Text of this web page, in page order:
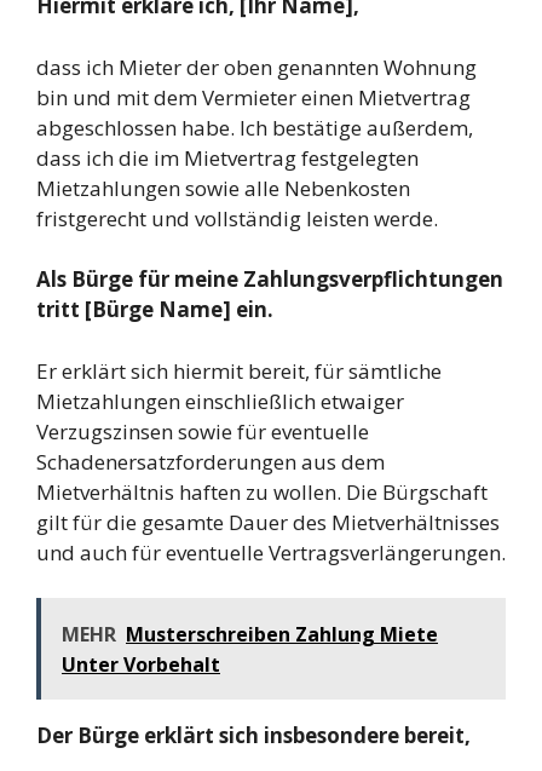
dass ich Mieter der oben genannten Wohnung
bin und mit dem Vermieter einen Mietvertrag
abgeschlossen habe. Ich bestätige außerdem,
dass ich die im Mietvertrag festgelegten
Mietzahlungen sowie alle Nebenkosten
fristgerecht und vollständig leisten werde.
Als Bürge für meine Zahlungsverpflichtungen
tritt [Bürge Name] ein.
Er erklärt sich hiermit bereit, für sämtliche
Mietzahlungen einschließlich etwaiger
Verzugszinsen sowie für eventuelle
Schadenersatzforderungen aus dem
Mietverhältnis haften zu wollen. Die Bürgschaft
gilt für die gesamte Dauer des Mietverhältnisses
und auch für eventuelle Vertragsverlängerungen.
MEHR Musterschreiben Zahlung Miete
Unter Vorbehalt
Der Bürge erklärt sich insbesondere bereit,